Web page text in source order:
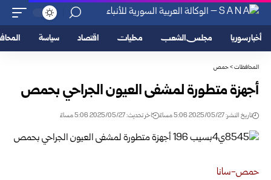
أخبار سوريا مجلس الشعب محليات اقتصاد سياسة
المحافظات>حمص
أجهزة متطورة لمشفى العيون الجراحي بحمص
تاريخ النشر: 2025/05/27 5:06 مساءً اخر تحديث: 2025/05/27 5:06 مساءً
حمص-سانا